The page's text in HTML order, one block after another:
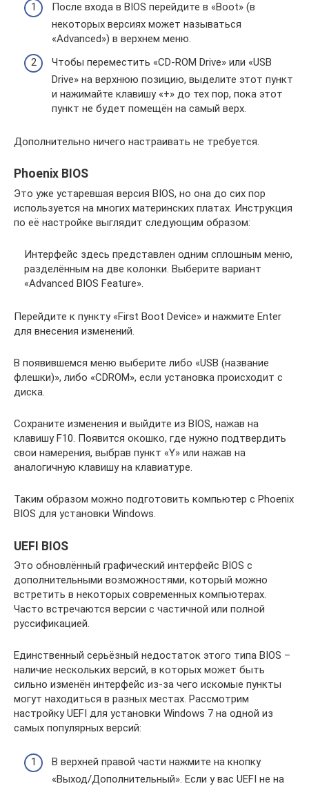
После входа в BIOS перейдите в «Boot» (в
некоторых версиях может называться
«Advanced») в верхнем меню.
Чтобы переместить «CD-ROM Drive» или «USB
Drive» на верхнюю позицию, выделите этот пункт
и нажимайте клавишу «+» до тех пор, пока этот
пункт не будет помещён на самый верх.
Дополнительно ничего настраивать не требуется.
Phoenix BIOS
Это уже устаревшая версия BIOS, но она до сих пор
используется на многих материнских платах. Инструкция
по её настройке выглядит следующим образом:
Интерфейс здесь представлен одним сплошным меню,
разделённым на две колонки. Выберите вариант
«Advanced BIOS Feature».
Перейдите к пункту «First Boot Device» и нажмите Enter
для внесения изменений.
В появившемся меню выберите либо «USB (название
флешки)», либо «CDROM», если установка происходит с
диска.
Сохраните изменения и выйдите из BIOS, нажав на
клавишу F10. Появится окошко, где нужно подтвердить
свои намерения, выбрав пункт «Y» или нажав на
аналогичную клавишу на клавиатуре.
Таким образом можно подготовить компьютер с Phoenix
BIOS для установки Windows.
UEFI BIOS
Это обновлённый графический интерфейс BIOS с
дополнительными возможностями, который можно
встретить в некоторых современных компьютерах.
Часто встречаются версии с частичной или полной
руссификацией.
Единственный серьёзный недостаток этого типа BIOS –
наличие нескольких версий, в которых может быть
сильно изменён интерфейс из-за чего искомые пункты
могут находиться в разных местах. Рассмотрим
настройку UEFI для установки Windows 7 на одной из
самых популярных версий:
В верхней правой части нажмите на кнопку
«Выход/Дополнительный». Если у вас UEFI не на